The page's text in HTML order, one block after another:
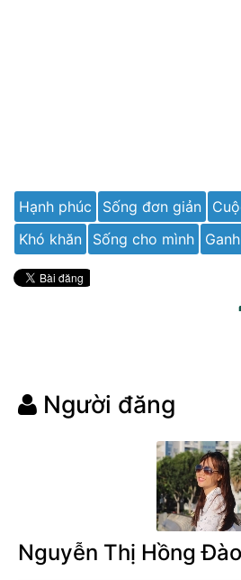
Hạnh phúc
Sống đơn giản
Khó khăn
Sống cho mình
Người đăng
Nguyễn Thị Hồng Đào